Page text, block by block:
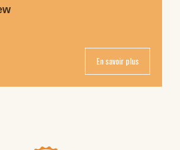
En savoir plus